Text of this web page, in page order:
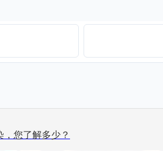
您了解多少？